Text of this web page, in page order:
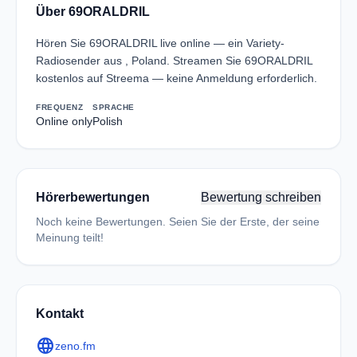
Über 69ORALDRIL
Hören Sie 69ORALDRIL live online — ein Variety-
Radiosender aus , Poland. Streamen Sie 69ORALDRIL
kostenlos auf Streema — keine Anmeldung erforderlich.
FREQUENZ
Online only
SPRACHE
Polish
Hörerbewertungen Bewertung schreiben
Noch keine Bewertungen. Seien Sie der Erste, der seine
Meinung teilt!
Kontakt
languagezeno.fm